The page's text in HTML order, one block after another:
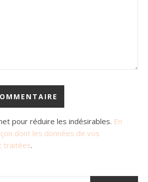
pour réduire les indésirables. En
dont les données de vos
traitées.